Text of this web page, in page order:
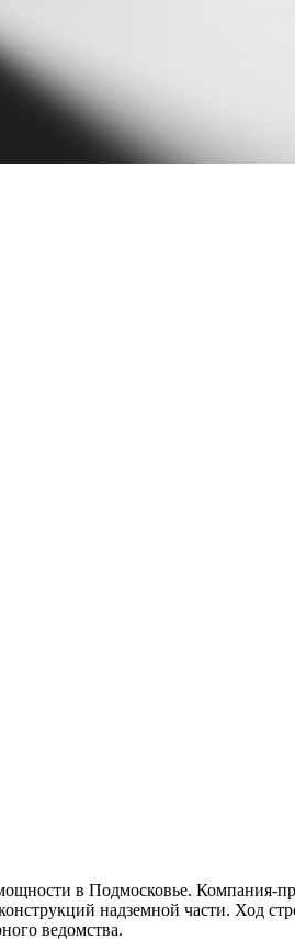
в Подмосковье. Компания-
надземной части. Ход
ведомства.